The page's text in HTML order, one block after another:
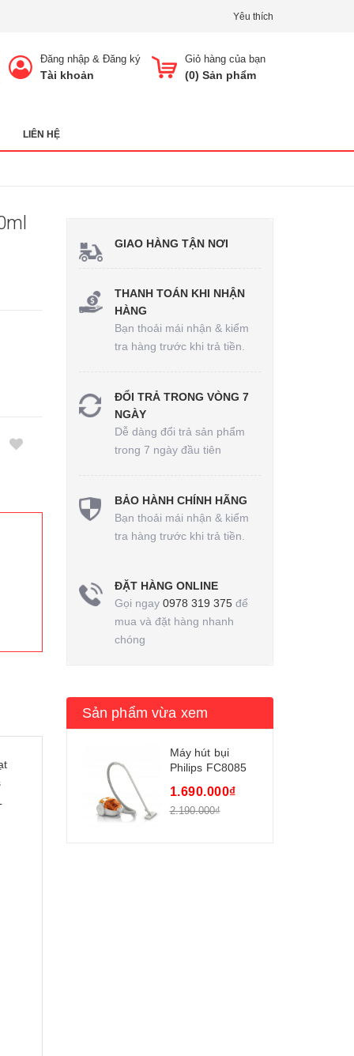
Yêu thích
Giỏ hàng của bạn
(0) Sản phẩm
Đăng nhập & Đăng ký
Tài khoản
LIÊN HỆ
GIAO HÀNG TẬN NƠI
THANH TOÁN KHI NHẬN
HÀNG
Bạn thoải mái nhận & kiểm
tra hàng trước khi trả tiền.
ĐỔI TRẢ TRONG VÒNG 7
NGÀY
Dễ dàng đổi trả sản phẩm
trong 7 ngày đầu tiên
BẢO HÀNH CHÍNH HÃNG
Bạn thoải mái nhận & kiểm
tra hàng trước khi trả tiền.
ĐẶT HÀNG ONLINE
Gọi ngay 0978 319 375để
mua và đặt hàng nhanh
chóng
Sản phẩm vừa xem
Máy hút bụi
Philips FC8085
1.690.000₫
2.190.000₫